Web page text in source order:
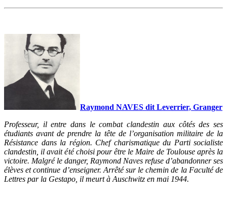
Raymond NAVES dit Leverrier, Granger
Professeur, il entre dans le combat clandestin aux côtés des ses
étudiants avant de prendre la tête de l’organisation militaire de la
Résistance dans la région. Chef charismatique du Parti socialiste
clandestin, il avait été choisi pour être le Maire de Toulouse après la
victoire. Malgré le danger, Raymond Naves refuse d’abandonner ses
élèves et continue d’enseigner. Arrêté sur le chemin de la Faculté de
Lettres par la Gestapo, il meurt à Auschwitz en mai 1944.